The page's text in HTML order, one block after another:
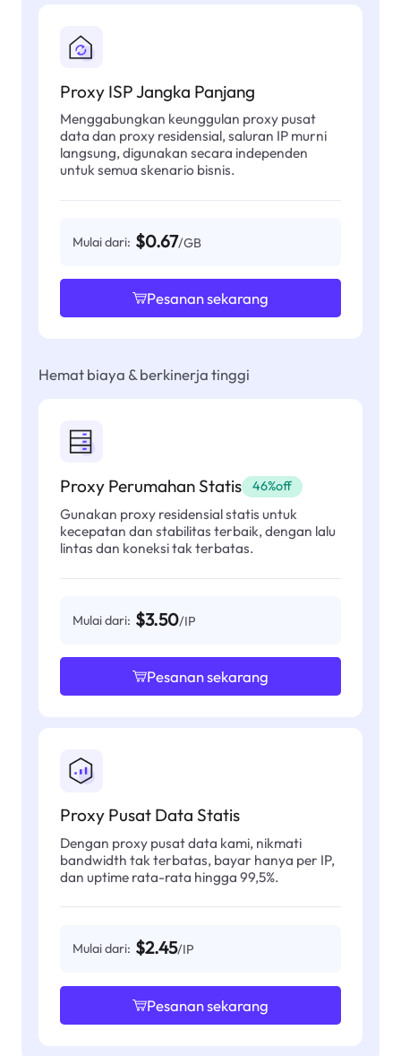
Proxy ISP Jangka Panjang
Menggabungkan keunggulan proxy pusat
data dan proxy residensial, saluran IP murni
langsung, digunakan secara independen
untuk semua skenario bisnis.
Mulai dari: $0.67/GB
Pesanan sekarang
Hemat biaya & berkinerja tinggi
Proxy Perumahan Statis 46%off
Gunakan proxy residensial statis untuk
kecepatan dan stabilitas terbaik, dengan lalu
lintas dan koneksi tak terbatas.
Mulai dari: $3.50/IP
Pesanan sekarang
Proxy Pusat Data Statis
Dengan proxy pusat data kami, nikmati
bandwidth tak terbatas, bayar hanya per IP,
dan uptime rata-rata hingga 99,5%.
Mulai dari: $2.45/IP
Pesanan sekarang